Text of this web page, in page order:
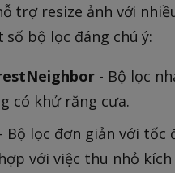
trợ resize ảnh với
số bộ lọc đáng chú ý:
- Bộ lọc
có khử răng cưa.
- Bộ lọc đơn giản với tốc
với việc thu nhỏ